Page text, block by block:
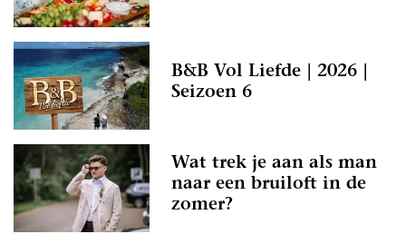
B&B Vol Liefde | 2026 |
Seizoen 6
Wat trek je aan als man
naar een bruiloft in de
zomer?